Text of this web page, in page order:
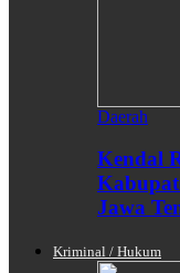
Daerah
Kendal
Jawa
Kriminal / Hukum